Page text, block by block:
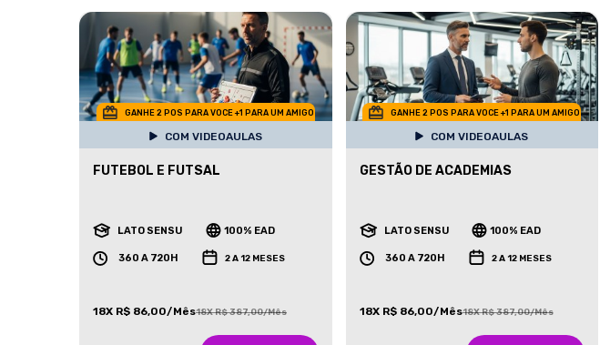
GANHE 2 POS PARA VOCE +1 PARA UM AMIGO
COM VIDEOAULAS
FUTEBOL E FUTSAL
LATO SENSU 100% EAD
360 A 720H 2 A 12 MESES
18X R$ 86,00/Mês18X R$ 387,00/Mês
GANHE 2 POS PARA VOCE +1 PARA UM AMIGO
COM VIDEOAULAS
GESTÃO DE ACADEMIAS
LATO SENSU 100% EAD
360 A 720H 2 A 12 MESES
18X R$ 86,00/Mês18X R$ 387,00/Mês